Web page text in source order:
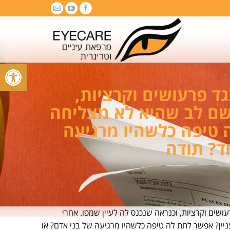
פתח
פרעושים וקרציות,
שם לב שהיא לא מצליחה
טיפה כלשהיו מרגיעה
תודה
וקרציות, וכנראה שנכנס לה לעיין שמפו. אחרי
אפשר לתת לה טיפה כלשהיו מרגיעה של בני אדם? או